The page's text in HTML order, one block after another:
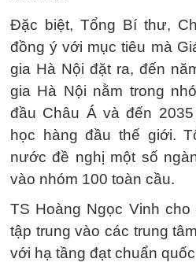
Đặc biệt, Tổng Bí thư,
đồng ý với mục tiêu mà
gia Hà Nội đặt ra, đến
gia Hà Nội nằm trong
đầu Châu Á và đến
học hàng đầu thế giới.
nước đề nghị một số
vào nhóm 100 toàn cầu.
TS Hoàng Ngọc Vinh
tập trung vào các trung
với hạ tầng đạt chuẩn